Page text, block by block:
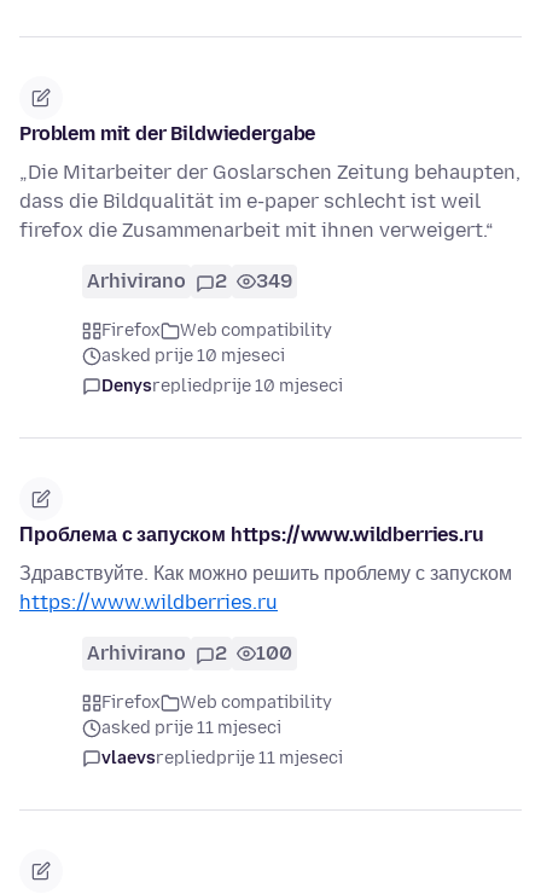
Problem mit der Bildwiedergabe
„Die Mitarbeiter der Goslarschen Zeitung behaupten,
dass die Bildqualität im e-paper schlecht ist weil
firefox die Zusammenarbeit mit ihnen verweigert.“
Arhivirano 2 349
Firefox
Web compatibility
asked prije 10 mjeseci
Denysrepliedprije 10 mjeseci
Проблема с запуском https://www.wildberries.ru
Здравствуйте. Как можно решить проблему с запуском
https://www.wildberries.ru
Arhivirano 2 100
Firefox
Web compatibility
asked prije 11 mjeseci
vlaevsrepliedprije 11 mjeseci